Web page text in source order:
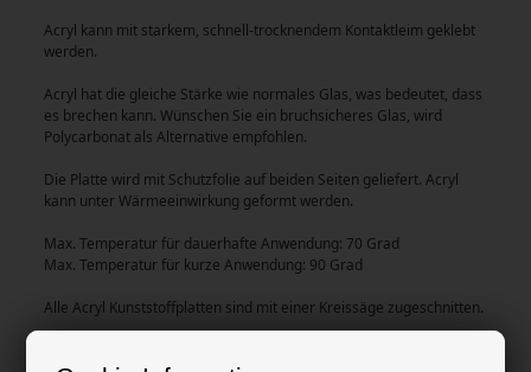
Acryl kann mit starkem, schnell-trocknendem Kontaktleim geklebt
werden.
Acryl hat die gleiche Stärke wie normales Glas, was bedeutet, dass
es brechen kann. Wünschen Sie ein bruchsicheres Glas, wird
Polycarbonat als Alternative empfohlen.
Die Platte wird mit Schutzfolie auf beiden Seiten geliefert. Acryl
kann unter Wärmeeinwirkung geformt werden.
Max. Temperatur für dauerhafte Anwendung: 70 Grad
Max. Temperatur für kurze Anwendung: 90 Grad
Alle Acryl Kunststoffplatten sind mit einer Kreissäge zugeschnitten.